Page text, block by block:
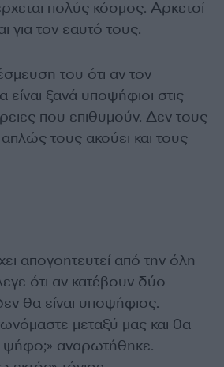
πολύς κόσμος. Αρκετοί
για τον εαυτό τους.
του ότι αν τον
ξανά υποψήφιοι στις
που επιθυμούν. Δεν τους
απλώς τους ακούει και τους
απογοητευτεί από την όλη
ότι αν κατέβουν δύο
θα είναι υποψήφιος.
μεταξύ μας και θα
ψήφο;» αναρωτήθηκε.